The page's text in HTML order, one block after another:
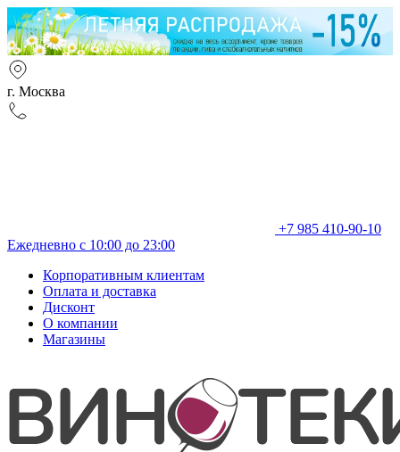
г. Москва
+7 985 410-90-10
Ежедневно с 10:00 до 23:00
Корпоративным клиентам
Оплата и доставка
Дисконт
О компании
Магазины